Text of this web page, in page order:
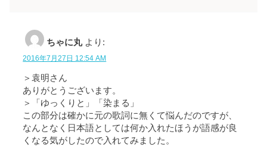
ちゃに丸 より:
2016年7月27日 12:54 AM
＞袁明さん
ありがとうございます。
＞「ゆっくりと」「染まる」
この部分は確かに元の歌詞に無くて悩んだのですが、
なんとなく日本語としては何か入れたほうが語感が良
くなる気がしたので入れてみました。